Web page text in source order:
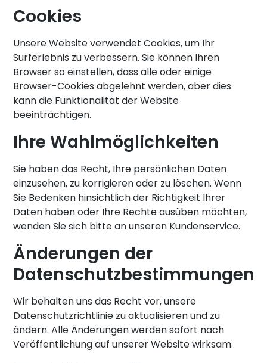
Cookies
Unsere Website verwendet Cookies, um Ihr
Surferlebnis zu verbessern. Sie können Ihren
Browser so einstellen, dass alle oder einige
Browser-Cookies abgelehnt werden, aber dies
kann die Funktionalität der Website
beeinträchtigen.
Ihre Wahlmöglichkeiten
Sie haben das Recht, Ihre persönlichen Daten
einzusehen, zu korrigieren oder zu löschen. Wenn
Sie Bedenken hinsichtlich der Richtigkeit Ihrer
Daten haben oder Ihre Rechte ausüben möchten,
wenden Sie sich bittean unseren Kundenservice.
Änderungen der
Datenschutzbestimmungen
Wir behalten uns das Recht vor, unsere
Datenschutzrichtlinie zu aktualisieren und zu
ändern. Alle Änderungen werden sofort nach
Veröffentlichung auf unserer Website wirksam.